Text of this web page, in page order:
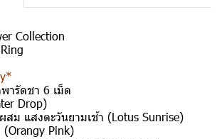
Collection
ารัดชา 6 เม็ด
Drop)
ม แสงตะวันยามเช้า (Lotus Sunrise)
Pink)